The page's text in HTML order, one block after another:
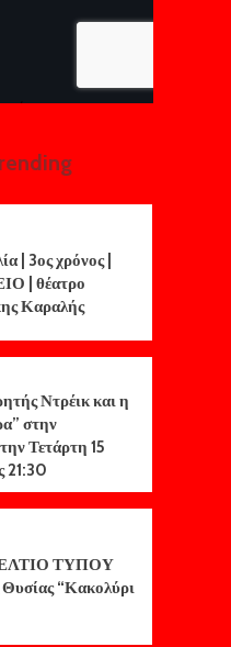
| 3ος χρόνος |
| θέατρο
Καραλής
Ντρέικ και η
στην
Τετάρτη 15
21:30
ΤΥΠΟΥ
“Κακολύρι